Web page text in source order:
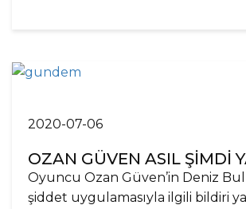
2020-07-06
OZAN GÜVEN ASIL ŞİMDİ
Oyuncu Ozan Güven’in Deniz
şiddet uygulamasıyla ilgili bildiri